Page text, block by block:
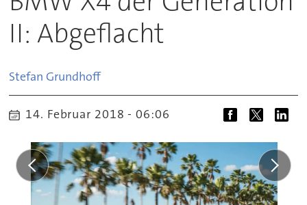
II: Abgeflacht
Stefan Grundhoff
14. Februar 2018 - 06:06